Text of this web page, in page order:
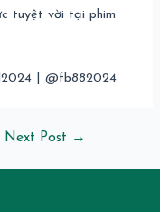
tuyệt vời tại phim
| @fb882024
Next Post →